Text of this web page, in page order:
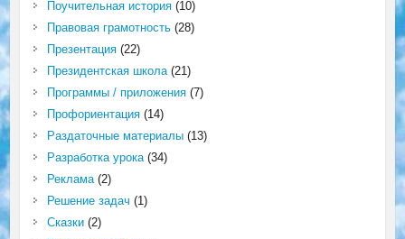
Поучительная история(10)
Правовая грамотность(28)
Презентация(22)
Президентская школа(21)
Программы / приложения(7)
Профориентация(14)
Раздаточные материалы(13)
Разработка урока(34)
Реклама(2)
Решение задач (1)
Сказки(2)